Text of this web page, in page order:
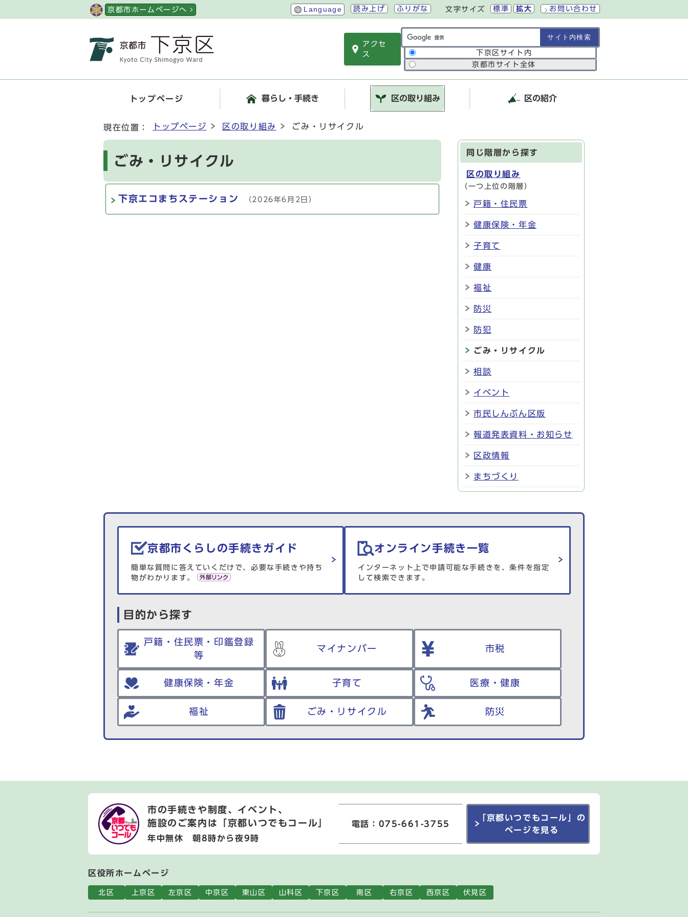
京都市ホームページへ Language 読み上げ ふりがな 文字サイズ 標準 拡大 お問い合わせ
アクセ
ス
サイト内検索の範囲
下京区サイト内
京都市サイト全体
トップページ 暮らし・手続き 区の取り組み 区の紹介
現在位置： トップページ 区の取り組み ごみ・リサイクル
ごみ・リサイクル
下京エコまちステーション （2026年6月2日）
同じ階層から探す
区の取り組み
（一つ上位の階層）
戸籍・住民票
健康保険・年金
子育て
健康
福祉
防災
防犯
ごみ・リサイクル
相談
イベント
市民しんぶん区版
報道発表資料・お知らせ
区政情報
まちづくり
生活情報を探す
京都市くらしの手続きガイド
簡単な質問に答えていくだけで、必要な手続きや持ち
物がわかります。
オンライン手続き一覧
インターネット上で申請可能な手続きを、条件を指定
して検索できます。
目的から探す
戸籍・住民票・印鑑登録
等
マイナンバー 市税
健康保険・年金 子育て 医療・健康
福祉 ごみ・リサイクル 防災
市の手続きや制度、イベント、
施設のご案内は
「京都いつでもコール」
年中無休 朝8時から夜9時
電話：075-661-3755
「京都いつでもコール」の
ページを見る
区役所ホームページ
北区 上京区 左京区 中京区 東山区 山科区 下京区 南区 右京区 西京区 伏見区